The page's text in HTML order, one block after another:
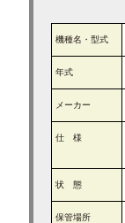
機種名 ・型式
年式
メーカー
仕 様
状 態
保管場所